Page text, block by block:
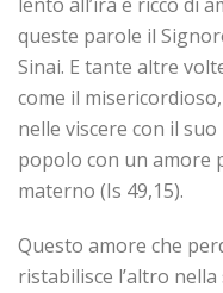
queste parole il
Sinai. E tante altre
come il
nelle viscere con il
popolo con un amore
materno (Is 49,15).
Questo amore che
ristabilisce l’altro